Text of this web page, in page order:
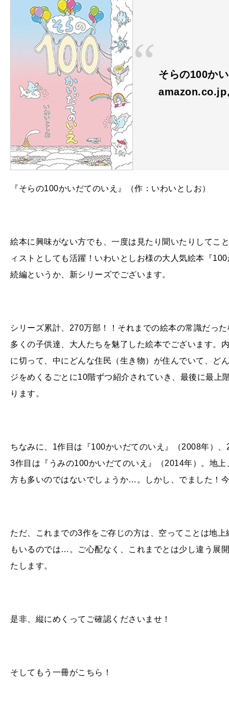
そらの100か
amazon.co.jp
『そらの100かいだてのいえ』（作：いわいとしお）
絵本に興味がない方でも、一度は見たり聞いたりして
ィストとしても活躍！いわいとしお様の大人気絵本『
続編というか、新シリーズでございます。
シリーズ累計、 270万部！！それまでの絵本の常識だっ
多くの子供達、大人たちを魅了した絵本でございます。
に切って、中にどんな住民（生き物）が住んでいて、ど
ジをめくるごとに10階ずつ紹介されていき、最後に最上
ります。
ちなみに、 1作目は『100かいだてのいえ』（2008年）、
3作目は『うみの100かいだてのいえ』（2014年）。地
方も多いのではないでしょうか…。しかし、でました！
ただ、これまでの3作をご存じの方は、空ってことは地
もいるのでは…。ご心配なく、これまでとは少し違う展
たします。
是非、縦にめくってご確認くださいませ！
そしてもう一冊がこちら！